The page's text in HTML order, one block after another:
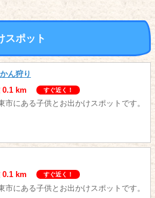
スポット
ん狩り
0.1 km
すぐ近く！
市にある子供とお出かけスポットです。
0.1 km
すぐ近く！
市にある子供とお出かけスポットです。